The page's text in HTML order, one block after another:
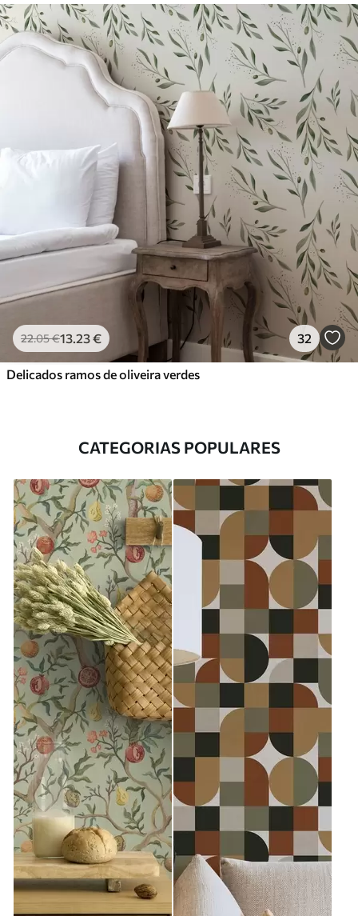
22.05€13.23€ 32
Delicados ramos de oliveira verdes
CATEGORIAS POPULARES